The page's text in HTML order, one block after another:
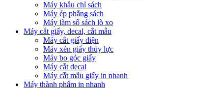
Máy khâu chỉ sách
Máy ép phẳng sách
Máy làm sổ sách lò xo
Máy cắt giấy, decal, cắt mẫu
Máy cắt giấy điện
Máy xén giấy thủy lực
Máy bo góc giấy
Máy cắt decal
Máy cắt mẫu giấy in nhanh
Máy thành phẩm in nhanh